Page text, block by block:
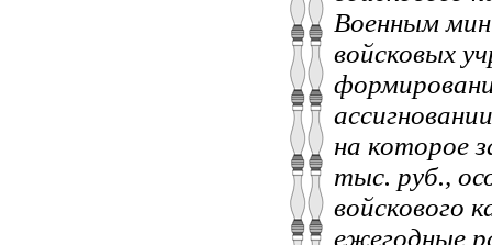
Военным
войсковых
на которое
тыс. руб.,
войскового
ежегодные